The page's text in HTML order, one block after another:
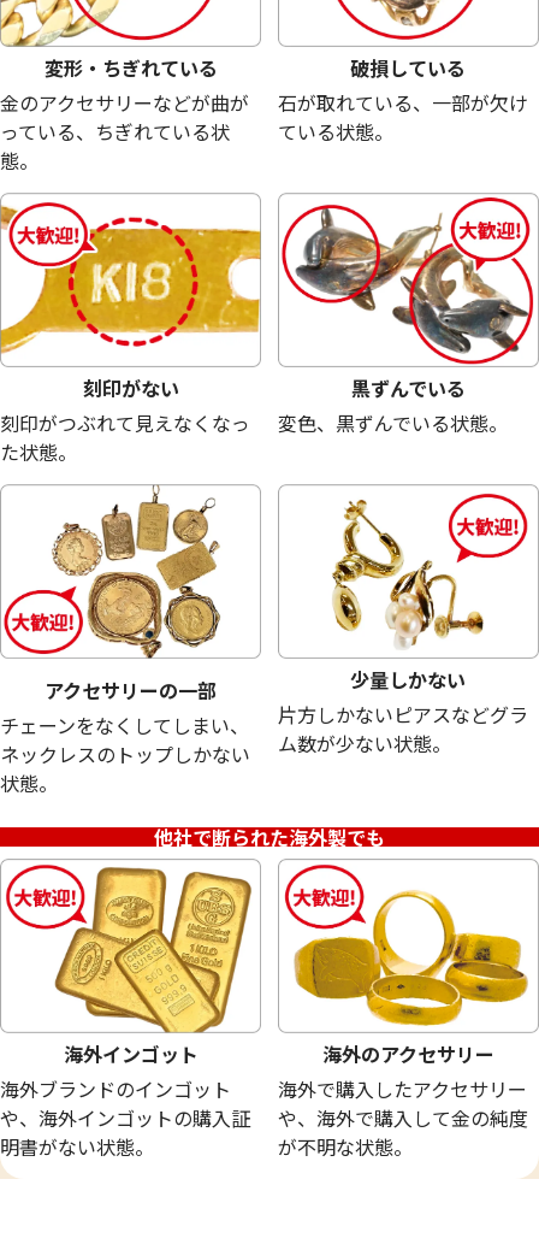
シルバー925 (Sv925) アクセサリーまとめ
31.2g
参考買取価格
17,800円
シルバー925
3.4g
参考買取価格
13,560円
シルバー925 (Sv925) アクセサリーまとめ
23.3g
参考買取価格
円
シルバー925
シュピアス
参考買取価格
1,800
変形・ちぎれている
金のアクセサリーなどが曲が
っている、ちぎれている状
態。
破損している
石が取れている、一部が欠け
ている状態。
刻印がない
刻印がつぶれて見えなくなっ
た状態。
黒ずんでいる
変色、黒ずんでいる状態。
アクセサリーの一部
チェーンをなくしてしまい、
ネックレスのトップしかない
状態。
少量しかない
片方しかないピアスなどグラ
ム数が少ない状態。
他社で断られた海外製でも
海外インゴット
海外ブランドのインゴット
や、海外インゴットの購入証
明書がない状態。
海外のアクセサリー
海外で購入したアクセサリー
や、海外で購入して金の純度
が不明な状態。